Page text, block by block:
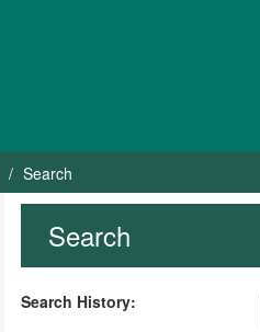
Search
Search
Search History: